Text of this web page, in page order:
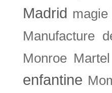
Madrid magie
Manufacture
Monroe Martel
enfantine